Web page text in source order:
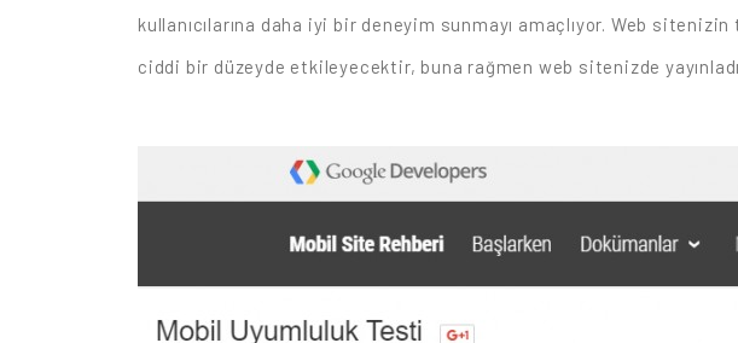
kullanıcılarına daha iyi bir deneyim sunmayı amaçlıyor. Web
ciddi bir düzeyde etkileyecektir, buna rağmen web sitenizde